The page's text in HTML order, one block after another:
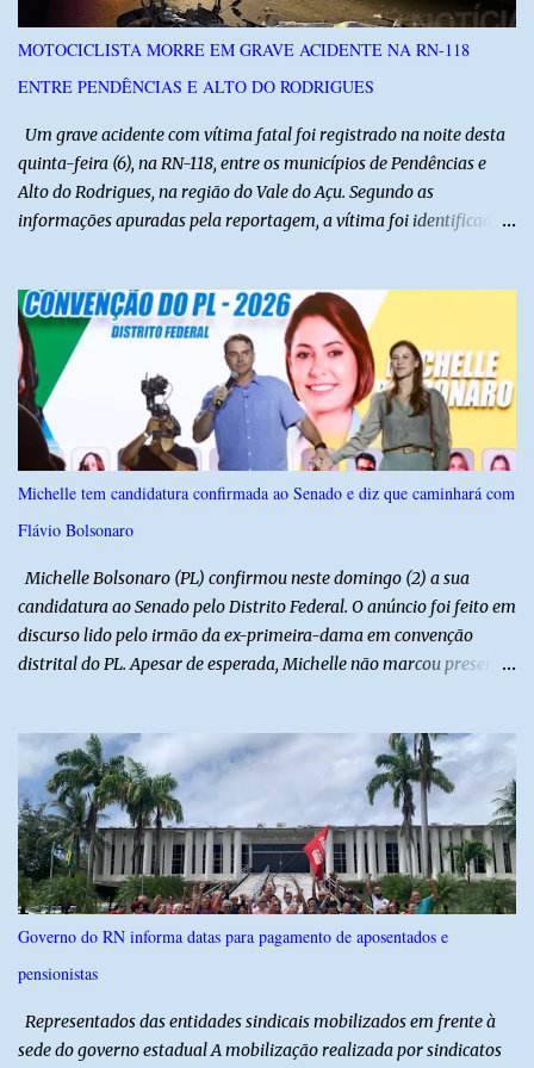
30, a pedido da PF, que apura se ele utilizou a influência do pai
para defender interesses empresariais com a administração
pública. Segundo a Polícia Federal, a atuação dele contou com a
ajuda de Luchsinger e se concentrou no Ministério da Saúde e no
MOTOCICLISTA MORRE EM GRAVE ACIDENTE NA RN-118
ENTRE PENDÊNCIAS E ALTO DO RODRIGUES
Um grave acidente com vítima fatal foi registrado na noite desta
quinta-feira (6), na RN-118, entre os municípios de Pendências e
Alto do Rodrigues, na região do Vale do Açu. Segundo as
informações apuradas pela reportagem, a vítima foi identificada
quando, ao passar por uma curva, perdeu o controle do veículo e
acabou colidindo frontalmente com um caminhão pertencente à
empresa CLC. Com a violência do impacto, o motociclista morreu
ainda no local. A ambulância do Hospital de Alto do Rodrigues foi
acionada para prestar socorro, porém, ao chegar, a equipe
constatou que a vítima já estava sem sinais vitais. A força da
colisão foi tão intensa que diversas peças da motocicleta ficaram
espalhadas pela rodovia, evidenciando a gravidade do acidente. A
Polícia Militar realizou o isolamento da área para garantir a
Michelle tem candidatura confirmada ao Senado e diz que caminhará com
Flávio Bolsonaro
Michelle Bolsonaro (PL) confirmou neste domingo (2) a sua
candidatura ao Senado pelo Distrito Federal. O anúncio foi feito em
discurso lido pelo irmão da ex-primeira-dama em convenção
distrital do PL. Apesar de esperada, Michelle não marcou presença
(1º) com um quadro de cefaleia. “Eu gostaria muito de estar aí
com vocês, mas faz mais de dez dias que estou com enxaqueca
muito forte. Estava tomando medicamentos, mas isso não
resolveu. Ontem fui ao hospital, onde fiquei internada. Meu corpo
precisou parar, mas o meu compromisso com vocês não parou” ,
diz trecho da mensagem lida por Diego, irmão da ex-primeirda-
dama. “Caminhar juntos”, diz Mchelle sobre Flávio “É por isso que
aceitei esse desafio. Sou pré-candidata ao Senado. Meu marido
escolheu o Flávio para estar à frente dessa multidão e vamos
Governo do RN informa datas para pagamento de aposentados e
pensionistas
Representados das entidades sindicais mobilizados em frente à
sede do governo estadual A mobilização realizada por sindicatos